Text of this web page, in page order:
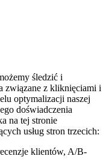
śledzić i
związane z kliknięciami i
optymalizacji naszej
doświadczenia
na tej stronie
usług stron trzecich:
klientów, A/B-